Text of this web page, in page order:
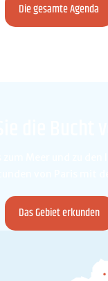
Die gesamte Agenda
Das Gebiet erkunden